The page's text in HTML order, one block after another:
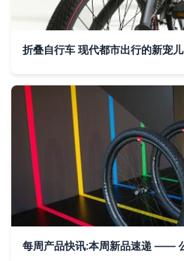
折叠自行车 现代都市出行的新宠儿